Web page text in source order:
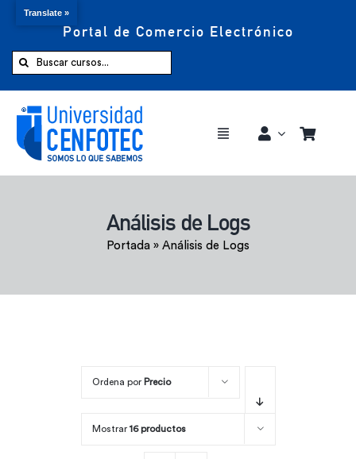
Portal de Comercio Electrónico
Buscar:
Toggle
Comprar ahora
Análisis de Logs
Portada » Análisis de Logs
Ordena por Precio
Mostrar 16 productos
Translate »